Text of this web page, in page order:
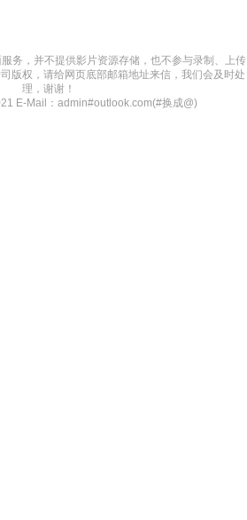
务，并不提供影片资源存储，也不参与录制、上传
版权，请给网页底部邮箱地址来信，我们会及时处
理，谢谢！
E-Mail：admin#outlook.com(#换成@)